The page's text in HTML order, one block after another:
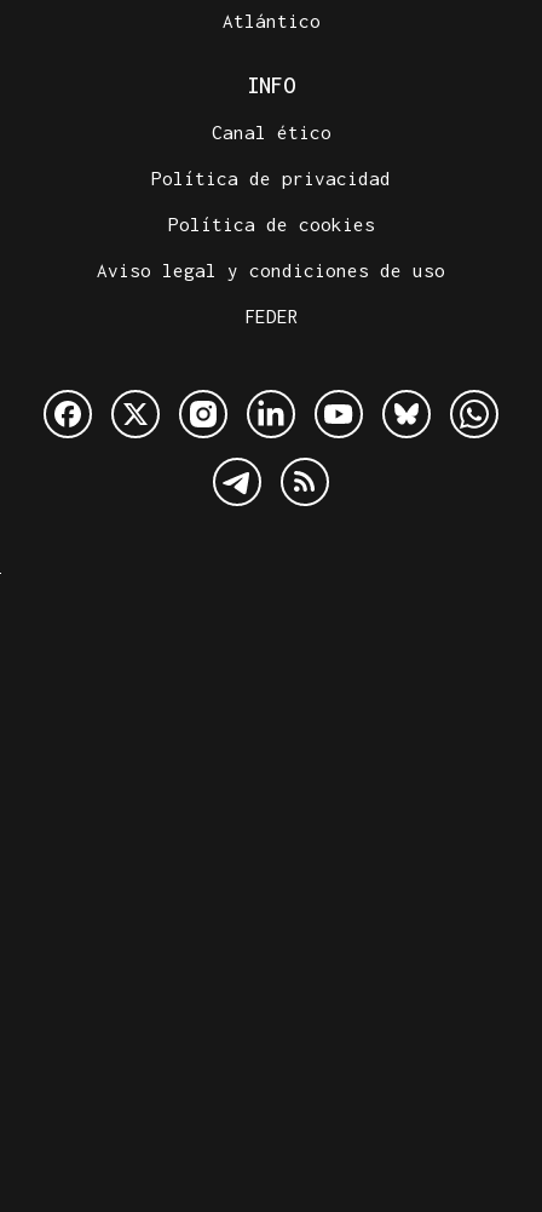
Atlántico
INFO
Canal ético
Política de privacidad
Política de cookies
Aviso legal y condiciones de uso
FEDER